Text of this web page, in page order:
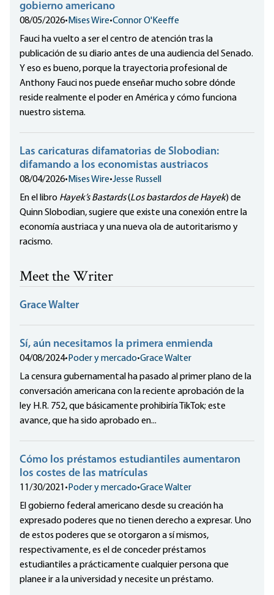
gobierno americano
08/05/2026• Mises Wire•Connor O'Keeffe
Fauci ha vuelto a ser el centro de atención tras la
publicación de su diario antes de una audiencia del Senado.
Y eso es bueno, porque la trayectoria profesional de
Anthony Fauci nos puede enseñar mucho sobre dónde
reside realmente el poder en América y cómo funciona
nuestro sistema.
Las caricaturas difamatorias de Slobodian:
difamando a los economistas austriacos
08/04/2026• Mises Wire•Jesse Russell
En el libro Hayek’s Bastards(Los bastardos de Hayek) de
Quinn Slobodian, sugiere que existe una conexión entre la
economía austriaca y una nueva ola de autoritarismo y
racismo.
Meet the Writer
Grace Walter
Sí, aún necesitamos la primera enmienda
04/08/2024• Poder y mercado•Grace Walter
La censura gubernamental ha pasado al primer plano de la
conversación americana con la reciente aprobación de la
ley H.R. 752, que básicamente prohibiría TikTok; este
avance, que ha sido aprobado en...
Cómo los préstamos estudiantiles aumentaron
los costes de las matrículas
11/30/2021 • Poder y mercado•Grace Walter
El gobierno federal americano desde su creación ha
expresado poderes que no tienen derecho a expresar. Uno
de estos poderes que se otorgaron a sí mismos,
respectivamente, es el de conceder préstamos
estudiantiles a prácticamente cualquier persona que
planee ir a la universidad y necesite un préstamo.